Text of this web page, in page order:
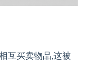
互买卖物品,这被